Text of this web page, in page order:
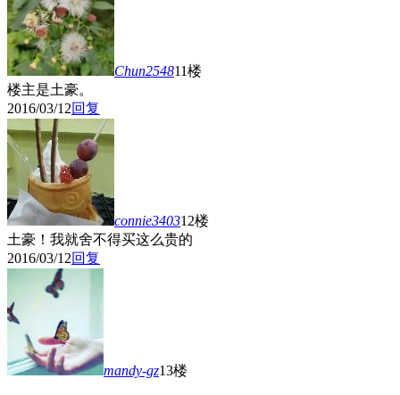
Chun254811楼
楼主是土豪。
2016/03/12回复
connie340312楼
土豪！我就舍不得买这么贵的
2016/03/12回复
mandy-gz13楼